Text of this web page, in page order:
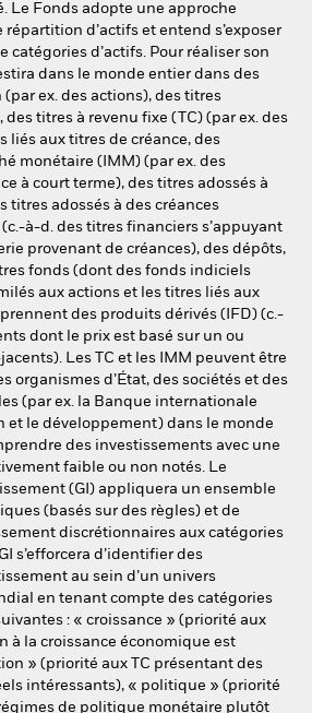
Le Fonds adopte une approche
d’actifs et entend s’exposer
catégories d’actifs. Pour réaliser son
dans le monde entier dans des
ex. des actions), des titres
des titres à revenu fixe (TC) (par ex. des
liés aux titres de créance, des
monétaire (IMM) (par ex. des
à court terme), des titres adossés à
titres adossés à des créances
à-d. des titres financiers s’appuyant
provenant de créances), des dépôts,
fonds (dont des fonds indiciels
aux actions et les titres liés aux
des produits dérivés (IFD) (c.-
dont le prix est basé sur un ou
Les TC et les IMM peuvent être
organismes d’État, des sociétés et des
(par ex. la Banque internationale
et le développement) dans le monde
des investissements avec une
faible ou non notés. Le
(GI) appliquera un ensemble
(basés sur des règles) et de
discrétionnaires aux catégories
s’efforcera d’identifier des
au sein d’un univers
en tenant compte des catégories
: « croissance » (priorité aux
à la croissance économique est
» (priorité aux TC présentant des
intéressants), « politique » (priorité
de politique monétaire plutôt